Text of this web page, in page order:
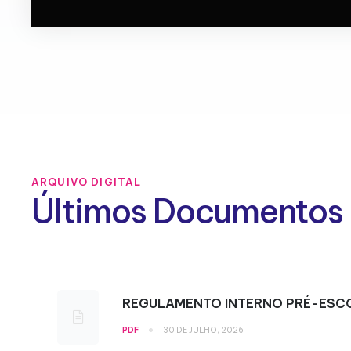
ARQUIVO DIGITAL
Últimos Documentos
REGULAMENTO INTERNO PRÉ-
PDF • 30 DE JULHO, 2026